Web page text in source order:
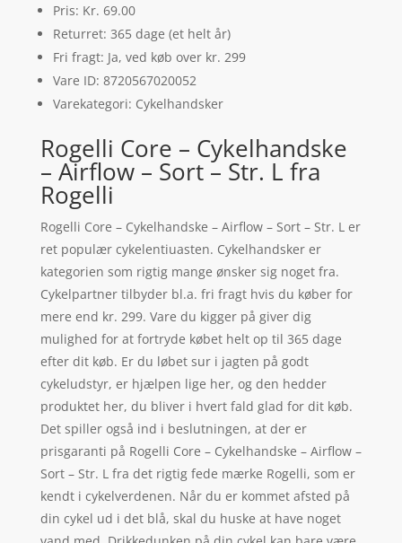
Pris: Kr. 69.00
Returret: 365 dage (et helt år)
Fri fragt: Ja, ved køb over kr. 299
Vare ID: 8720567020052
Varekategori: Cykelhandsker
Rogelli Core – Cykelhandske
– Airflow – Sort – Str. L fra
Rogelli
Rogelli Core – Cykelhandske – Airflow – Sort – Str. L er
ret populær cykelentiuasten. Cykelhandsker er
kategorien som rigtig mange ønsker sig noget fra.
Cykelpartner tilbyder bl.a. fri fragt hvis du køber for
mere end kr. 299. Vare du kigger på giver dig
mulighed for at fortryde købet helt op til 365 dage
efter dit køb. Er du løbet sur i jagten på godt
cykeludstyr, er hjælpen lige her, og den hedder
produktet her, du bliver i hvert fald glad for dit køb.
Det spiller også ind i beslutningen, at der er
prisgaranti på Rogelli Core – Cykelhandske – Airflow –
Sort – Str. L fra det rigtig fede mærke Rogelli, som er
kendt i cykelverdenen. Når du er kommet afsted på
din cykel ud i det blå, skal du huske at have noget